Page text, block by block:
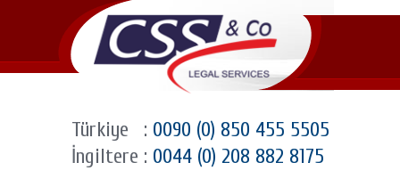
Türkiye : 0090 (0) 850 455 5505
İngiltere : 0044 (0) 208 882 8175